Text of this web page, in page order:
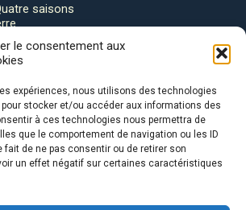
le consentement aux
expériences, nous utilisons des technologies
stocker et/ou accéder aux informations des
à ces technologies nous permettra de
que le comportement de navigation ou les ID
fait de ne pas consentir ou de retirer son
un effet négatif sur certaines caractéristiques
saisons